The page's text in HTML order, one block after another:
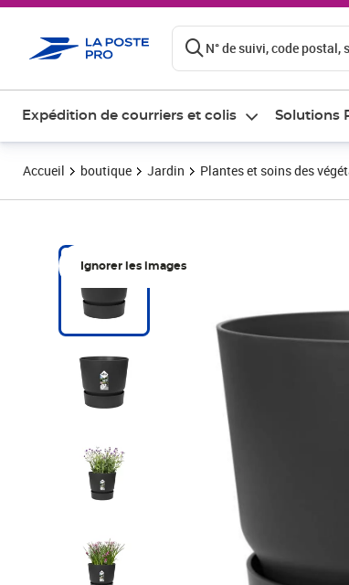
N° de suivi, code postal,
Expédition de courriers et colis Solutions
Accueil boutique Jardin Plantes et soins des
Ignorer les images